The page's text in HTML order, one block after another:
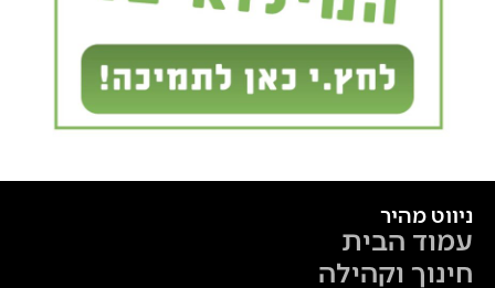
ניווט מהיר
עמוד הבית
חינוך וקהילה